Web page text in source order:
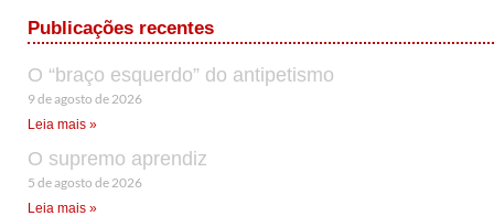
Publicações recentes
O “braço esquerdo” do antipetismo
9 de agosto de 2026
Leia mais »
O supremo aprendiz
5 de agosto de 2026
Leia mais »